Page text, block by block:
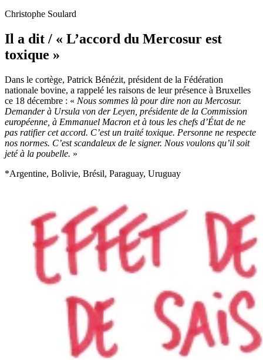
Christophe Soulard
Il a dit / « L’accord du Mercosur est
toxique »
Dans le cortège, Patrick Bénézit, président de la Fédération
nationale bovine, a rappelé les raisons de leur présence à Bruxelles
ce 18 décembre : « Nous sommes là pour dire non au Mercosur.
Demander à Ursula von der Leyen, présidente de la Commission
européenne, à Emmanuel Macron et à tous les chefs d’État de ne
pas ratifier cet accord. C’est un traité toxique. Personne ne respecte
nos normes. C’est scandaleux de le signer. Nous voulons qu’il soit
jeté à la poubelle. »
*Argentine, Bolivie, Brésil, Paraguay, Uruguay